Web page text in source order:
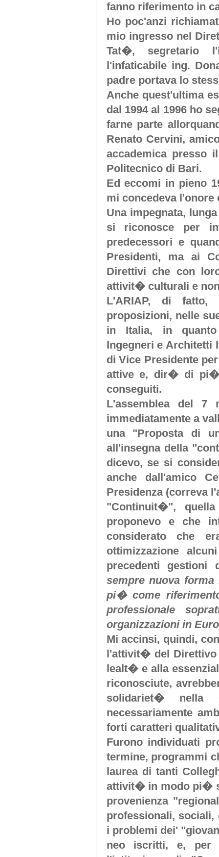
fanno riferimento in
Ho poc'anzi
mio ingresso nel
Tat�, segretario
l'infaticabile ing.
padre portava lo
Anche quest'ultima
dal 1994 al 1996 ho
farne parte
Renato Cervini,
accademica presso
Politecnico di Bari.
Ed eccomi in pieno
mi concedeva l'onore
Una impegnata,
si riconosce per
predecessori e
Presidenti, ma ai
Direttivi che con
attivit� culturali e
L'ARIAP, di fatto,
proposizioni, nelle
in Italia, in quanto
Ingegneri e Architetti
di Vice Presidente
attive e, dir� di
conseguiti.
L'assemblea del 7
immediatamente a
una "Proposta di
all'insegna della
dicevo, se si
anche dall'amico
Presidenza (correva
"Continuit�",
proponevo e che
considerato che
ottimizzazione
precedenti
sempre nuova
pi� come
professionale
organizzazioni in
Mi accinsi, quindi,
l'attivit� del Direttivo
lealt� e alla
riconosciute,
solidariet� nella
necessariamente
forti caratteri
Furono individuati
termine, programmi
laurea di tanti
attivit� in modo pi�
provenienza
professionali, sociali,
i problemi dei'
neo iscritti, e, per